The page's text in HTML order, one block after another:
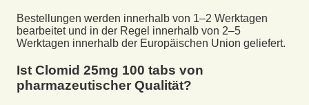
Bestellungen werden innerhalb von 1–2 Werktagen
bearbeitet und in der Regel innerhalb von 2–5
Werktagen innerhalb der Europäischen Union geliefert.
Ist Clomid 25mg 100 tabs von
pharmazeutischer Qualität?